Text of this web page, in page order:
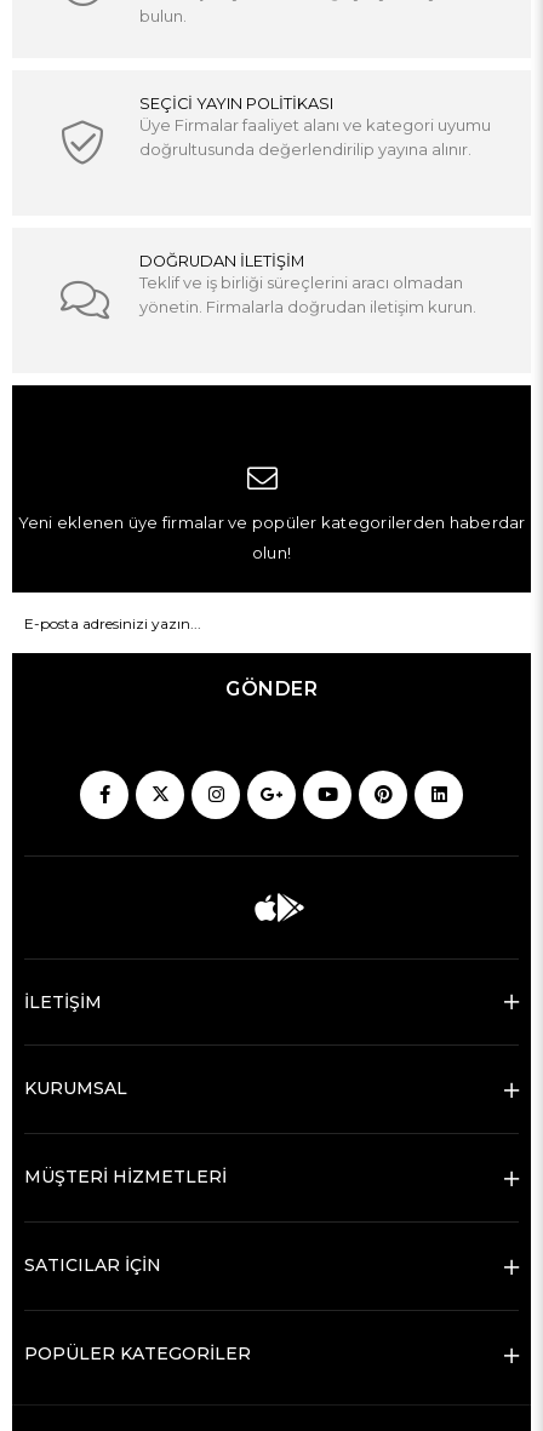
bulun.
SEÇİCİ YAYIN POLİTİKASI
Üye Firmalar faaliyet alanı ve kategori uyumu
doğrultusunda değerlendirilip yayına alınır.
DOĞRUDAN İLETİŞİM
Teklif ve iş birliği süreçlerini aracı olmadan
yönetin. Firmalarla doğrudan iletişim kurun.
Yeni eklenen üye firmalar ve popüler kategorilerden haberdar
olun!
GÖNDER
İLETİŞİM
KURUMSAL
MÜŞTERİ HİZMETLERİ
SATICILAR İÇİN
POPÜLER KATEGORİLER